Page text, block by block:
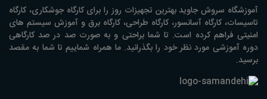
آموزشگاه سروش جاوید بهترین تجهیزات روز را برای کارگاه جوشکاری، کارگاه
تاسیسات، کارگاه آسانسور، کارگاه طراحی، کارگاه برق و آموزش سیستم های
امنیتی فراهم کرده است. تا شما براحتی و به صورت صد در صد کارگاهی
دوره آموزشی مورد نظر خود را بگذرانید. ما همراه شماییم تا شما به مقصد
برسید.